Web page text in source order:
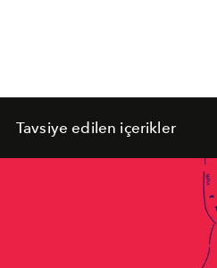
Tavsiye edilen içerikler